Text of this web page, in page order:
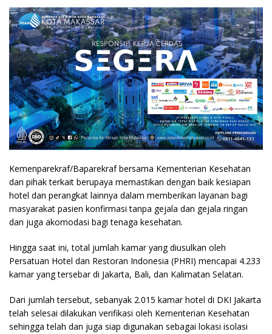
Kemenparekraf/Baparekraf bersama Kementerian Kesehatan
dan pihak terkait berupaya memastikan dengan baik kesiapan
hotel dan perangkat lainnya dalam memberikan layanan bagi
masyarakat pasien konfirmasi tanpa gejala dan gejala ringan
dan juga akomodasi bagi tenaga kesehatan.
Hingga saat ini, total jumlah kamar yang diusulkan oleh
Persatuan Hotel dan Restoran Indonesia (PHRI) mencapai 4.233
kamar yang tersebar di Jakarta, Bali, dan Kalimatan Selatan.
Dari jumlah tersebut, sebanyak 2.015 kamar hotel di DKI Jakarta
telah selesai dilakukan verifikasi oleh Kementerian Kesehatan
sehingga telah dan juga siap digunakan sebagai lokasi isolasi